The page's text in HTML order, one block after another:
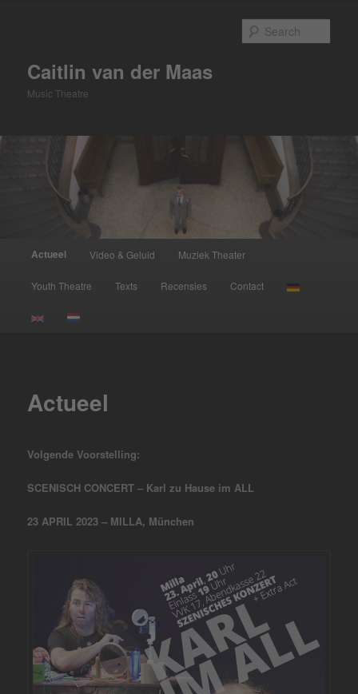
Caitlin van der Maas
Music Theatre
Actueel Video & Geluid Muziek Theater
Youth Theatre Texts Recensies Contact
Actueel
Volgende Voorstelling:
SCENISCH CONCERT – Karl zu Hause im ALL
23 APRIL 2023 – MILLA, München